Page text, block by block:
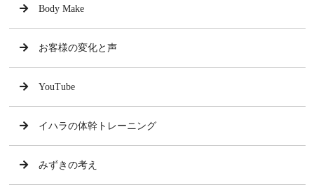
Body Make
お客様の変化と声
YouTube
イハラの体幹トレーニング
みずきの考え